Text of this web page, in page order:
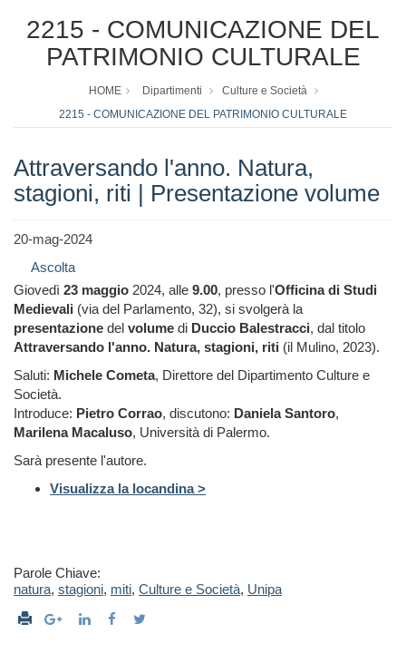
2215 - COMUNICAZIONE DEL
PATRIMONIO CULTURALE
HOME Dipartimenti
Culture e Società
2215 - COMUNICAZIONE DEL PATRIMONIO CULTURALE
Attraversando l'anno. Natura,
stagioni, riti | Presentazione volume
20-mag-2024
Ascolta
Giovedì 23 maggio 2024, alle 9.00, presso l'Officina di Studi
Medievali (via del Parlamento, 32), si svolgerà la
presentazione del volume di Duccio Balestracci, dal titolo
Attraversando l'anno. Natura, stagioni, riti (il Mulino, 2023).
Saluti: Michele Cometa, Direttore del Dipartimento Culture e
Società.
Introduce: Pietro Corrao, discutono: Daniela Santoro,
Marilena Macaluso, Università di Palermo.
Sarà presente l'autore.
Visualizza la locandina >
Parole Chiave:
natura, stagioni, miti, Culture e Società, Unipa